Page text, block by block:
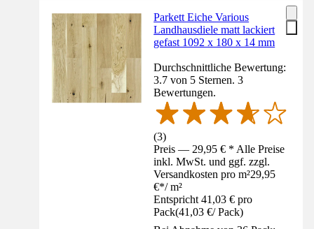
Parkett Eiche Various
Landhausdiele matt lackiert
gefast 1092 x 180 x 14 mm
Durchschnittliche Bewertung:
3.7 von 5 Sternen. 3
Bewertungen.
(3)
Preis — 29,95 € * Alle Preise
inkl. MwSt. und ggf. zzgl.
Versandkosten pro m²29,95
€*/ m²
Entspricht 41,03 € pro
Pack(41,03 €/ Pack)